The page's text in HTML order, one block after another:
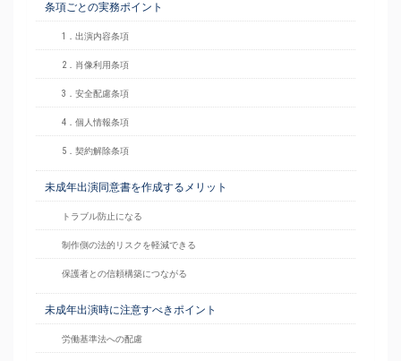
条項ごとの実務ポイント
1．出演内容条項
2．肖像利用条項
3．安全配慮条項
4．個人情報条項
5．契約解除条項
未成年出演同意書を作成するメリット
トラブル防止になる
制作側の法的リスクを軽減できる
保護者との信頼構築につながる
未成年出演時に注意すべきポイント
労働基準法への配慮